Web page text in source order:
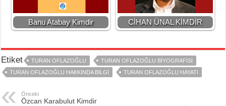
Banu Atabay Kimdir CİHAN ÜNAL KİMDİR
Etiket TURAN OFLAZOĞLU
TURAN OFLAZOĞLU BIYOGRAFISI
TURAN OFLAZOĞLU HAKKINDA BILGI
TURAN OFLAZOĞLU HAYATI
Önceki
Özcan Karabulut Kimdir